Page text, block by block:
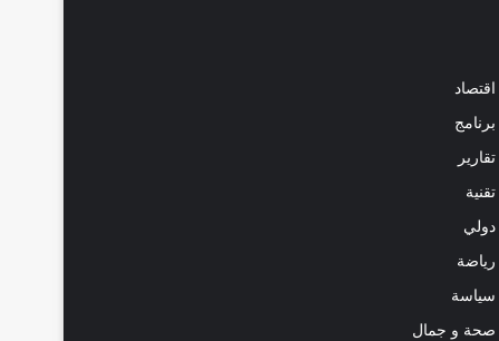
اقتصاد
برنامج
تقارير
تقنية
دولي
رياضة
سياسة
صحة و جمال